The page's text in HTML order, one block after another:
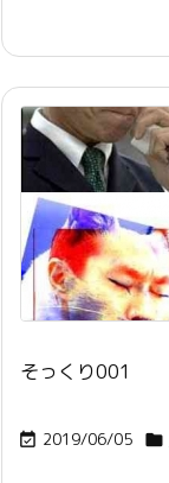
そっくり001
 2019/06/05 